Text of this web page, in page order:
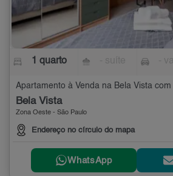
1 quarto
Apartamento à Venda na Bela Vista
Bela Vista
Zona Oeste - São Paulo
Endereço no círculo do mapa
WhatsApp